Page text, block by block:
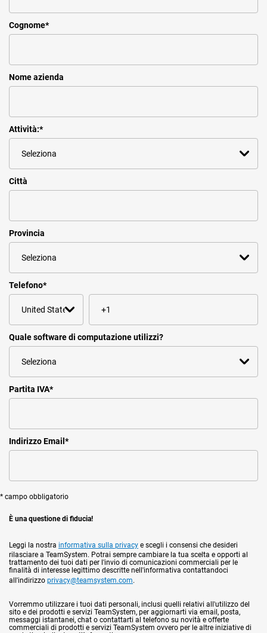
Cognome*
Nome azienda
Attività:*
Città
Provincia
Telefono*
Quale software di computazione utilizzi?
Partita IVA*
Indirizzo Email *
* campo obbligatorio
È una questione di fiducia!
Leggi la nostra informativa sulla privacy e scegli i consensi che desideri
rilasciare a TeamSystem. Potrai sempre cambiare la tua scelta e opporti al
trattamento dei tuoi dati per l'invio di comunicazioni commerciali per le
finalità di interesse legittimo descritte nell'informativa contattandoci
all'indirizzo privacy@teamsystem.com.
Vorremmo utilizzare i tuoi dati personali, inclusi quelli relativi all'utilizzo del
sito e dei prodotti e servizi TeamSystem, per aggiornarti via email, posta,
messaggi istantanei, chat o contattarti al telefono su novità e offerte
commerciali di prodotti e servizi TeamSystem ovvero per le altre iniziative di